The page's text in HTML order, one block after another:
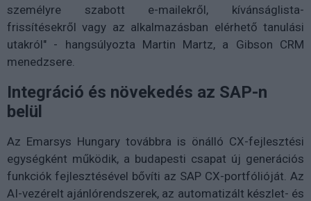
személyre szabott e-mailekről, kívánságlista-
frissítésekről vagy az alkalmazásban elérhető tanulási
utakról" - hangsúlyozta Martin Martz, a Gibson CRM
menedzsere.
Integráció és növekedés az SAP-n
belül
Az Emarsys Hungary továbbra is önálló CX-fejlesztési
egységként működik, a budapesti csapat új generációs
funkciók fejlesztésével bővíti az SAP CX-portfólióját. Az
AI-vezérelt ajánlórendszerek, az automatizált készlet- és